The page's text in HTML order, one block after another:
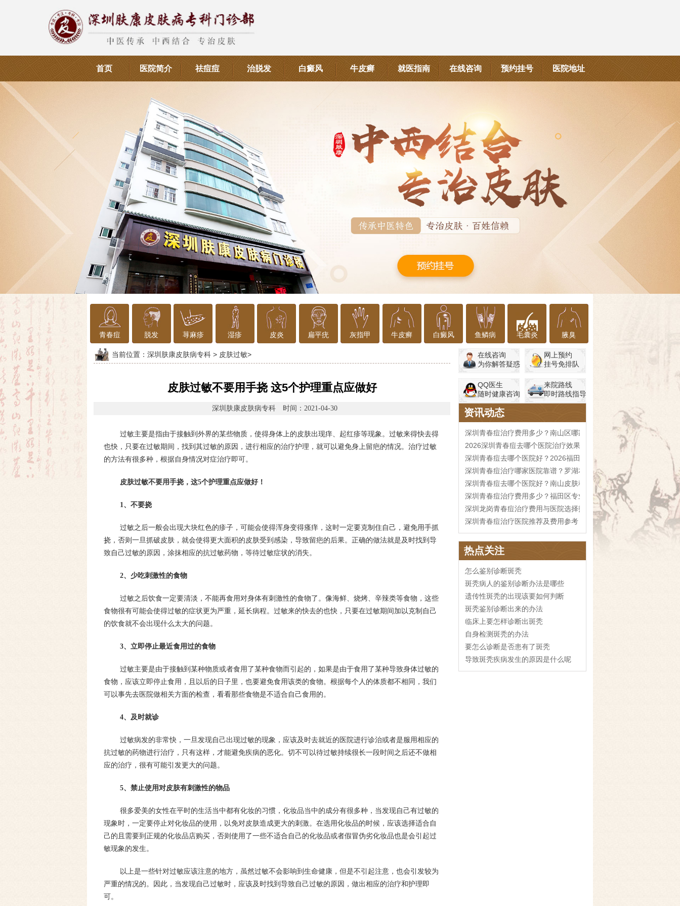
首页 医院简介 祛痘痘 治脱发 白癜风 牛皮癣 就医指南 在线咨询 预约挂号 医院地址
青春痘 脱发 荨麻疹 湿疹 皮炎 扁平疣 灰指甲 牛皮癣 白癜风 鱼鳞病 毛囊炎 腋臭
当前位置： 深圳肤康皮肤病专科 > 皮肤过敏>
皮肤过敏不要用手挠 这5个护理重点应做好
深圳肤康皮肤病专科 时间：2021-04-30
过敏主要是指由于接触到外界的某些物质，使得身体上的皮肤出现痒、起红疹等现象。过敏来得快去得
也快，只要在过敏期间，找到其过敏的原因，进行相应的治疗护理，就可以避免身上留疤的情况。治疗过敏
的方法有很多种，根据自身情况对症治疗即可。
皮肤过敏不要用手挠，这5个护理重点应做好！
1、不要挠
过敏之后一般会出现大块红色的疹子，可能会使得浑身变得瘙痒，这时一定要克制住自己，避免用手抓
挠，否则一旦抓破皮肤，就会使得更大面积的皮肤受到感染，导致留疤的后果。正确的做法就是及时找到导
致自己过敏的原因，涂抹相应的抗过敏药物，等待过敏症状的消失。
2、少吃刺激性的食物
过敏之后饮食一定要清淡，不能再食用对身体有刺激性的食物了。像海鲜、烧烤、辛辣类等食物，这些
食物很有可能会使得过敏的症状更为严重，延长病程。过敏来的快去的也快，只要在过敏期间加以克制自己
的饮食就不会出现什么太大的问题。
3、立即停止最近食用过的食物
过敏主要是由于接触到某种物质或者食用了某种食物而引起的，如果是由于食用了某种导致身体过敏的
食物，应该立即停止食用，且以后的日子里，也要避免食用该类的食物。根据每个人的体质都不相同，我们
可以事先去医院做相关方面的检查，看看那些食物是不适合自己食用的。
4、及时就诊
过敏病发的非常快，一旦发现自己出现过敏的现象，应该及时去就近的医院进行诊治或者是服用相应的
抗过敏的药物进行治疗，只有这样，才能避免疾病的恶化。切不可以待过敏持续很长一段时间之后还不做相
应的治疗，很有可能引发更大的问题。
5、禁止使用对皮肤有刺激性的物品
很多爱美的女性在平时的生活当中都有化妆的习惯，化妆品当中的成分有很多种，当发现自己有过敏的
现象时，一定要停止对化妆品的使用，以免对皮肤造成更大的刺激。在选用化妆品的时候，应该选择适合自
己的且需要到正规的化妆品店购买，否则使用了一些不适合自己的化妆品或者假冒伪劣化妆品也是会引起过
敏现象的发生。
以上是一些针对过敏应该注意的地方，虽然过敏不会影响到生命健康，但是不引起注意，也会引发较为
严重的情况的。因此，当发现自己过敏时，应该及时找到导致自己过敏的原因，做出相应的治疗和护理即
可。
在线咨询
为你解答疑惑
网上预约
挂号免排队
QQ医生
随时健康咨询
来院路线
即时路线指导
资讯动态
深圳青春痘治疗费用多少？南山区哪家医院口碑好
2026深圳青春痘去哪个医院治疗效果更好
深圳青春痘去哪个医院好？2026福田区治疗费用参考
深圳青春痘治疗哪家医院靠谱？罗湖本地攻略
深圳青春痘去哪个医院好？南山皮肤科指南
深圳青春痘治疗费用多少？福田区专业医院推荐
深圳龙岗青春痘治疗费用与医院选择指南
深圳青春痘治疗医院推荐及费用参考
热点关注
怎么鉴别诊断斑秃
斑秃病人的鉴别诊断办法是哪些
遗传性斑秃的出现该要如何判断
斑秃鉴别诊断出来的办法
临床上要怎样诊断出斑秃
自身检测斑秃的办法
要怎么诊断是否患有了斑秃
导致斑秃疾病发生的原因是什么呢